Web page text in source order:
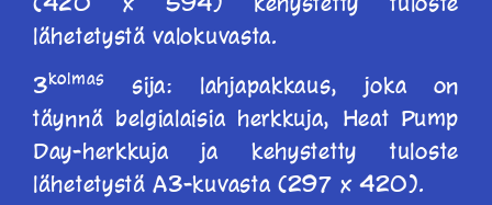
lähetetystä valokuvasta.
3kolmas
sija: lahjapakkaus, joka on
täynnä belgialaisia herkkuja, Heat Pump
Day-herkkuja ja kehystetty tuloste
lähetetystä A3-kuvasta (297 x 420).